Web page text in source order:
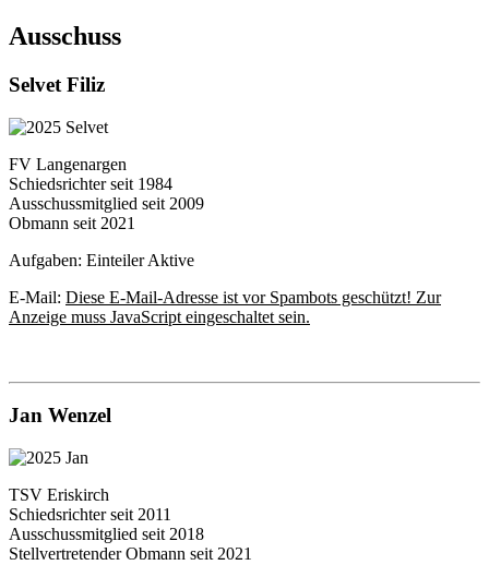
Ausschuss
Selvet Filiz
FV Langenargen
Schiedsrichter seit 1984
Ausschussmitglied seit 2009
Obmann seit 2021
Aufgaben: Einteiler Aktive
E-Mail: Diese E-Mail-Adresse ist vor Spambots geschützt! Zur
Anzeige muss JavaScript eingeschaltet sein.
Jan Wenzel
TSV Eriskirch
Schiedsrichter seit 2011
Ausschussmitglied seit 2018
Stellvertretender Obmann seit 2021